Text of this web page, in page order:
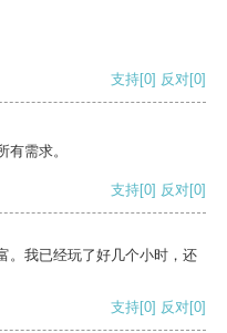
支持[0] 反对[0]
需求。
支持[0] 反对[0]
。我已经玩了好几个小时，还
支持[0] 反对[0]